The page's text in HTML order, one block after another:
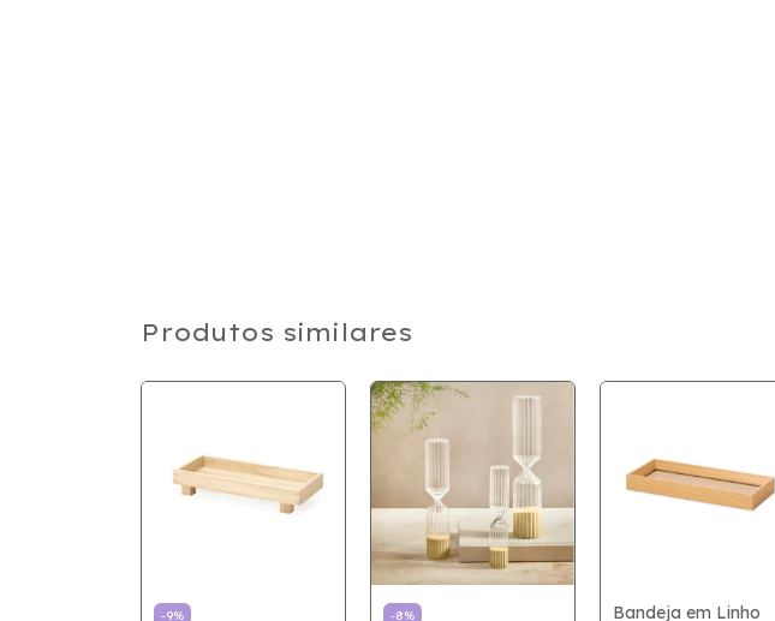
Produtos similares
-9% -8%
Bandeja em Linho